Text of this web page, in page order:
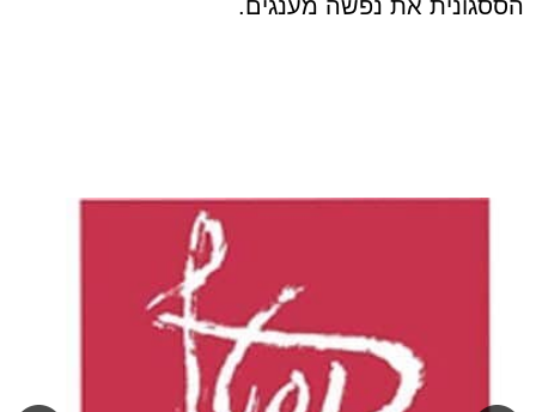
הססגונית את נפשה מענגים.